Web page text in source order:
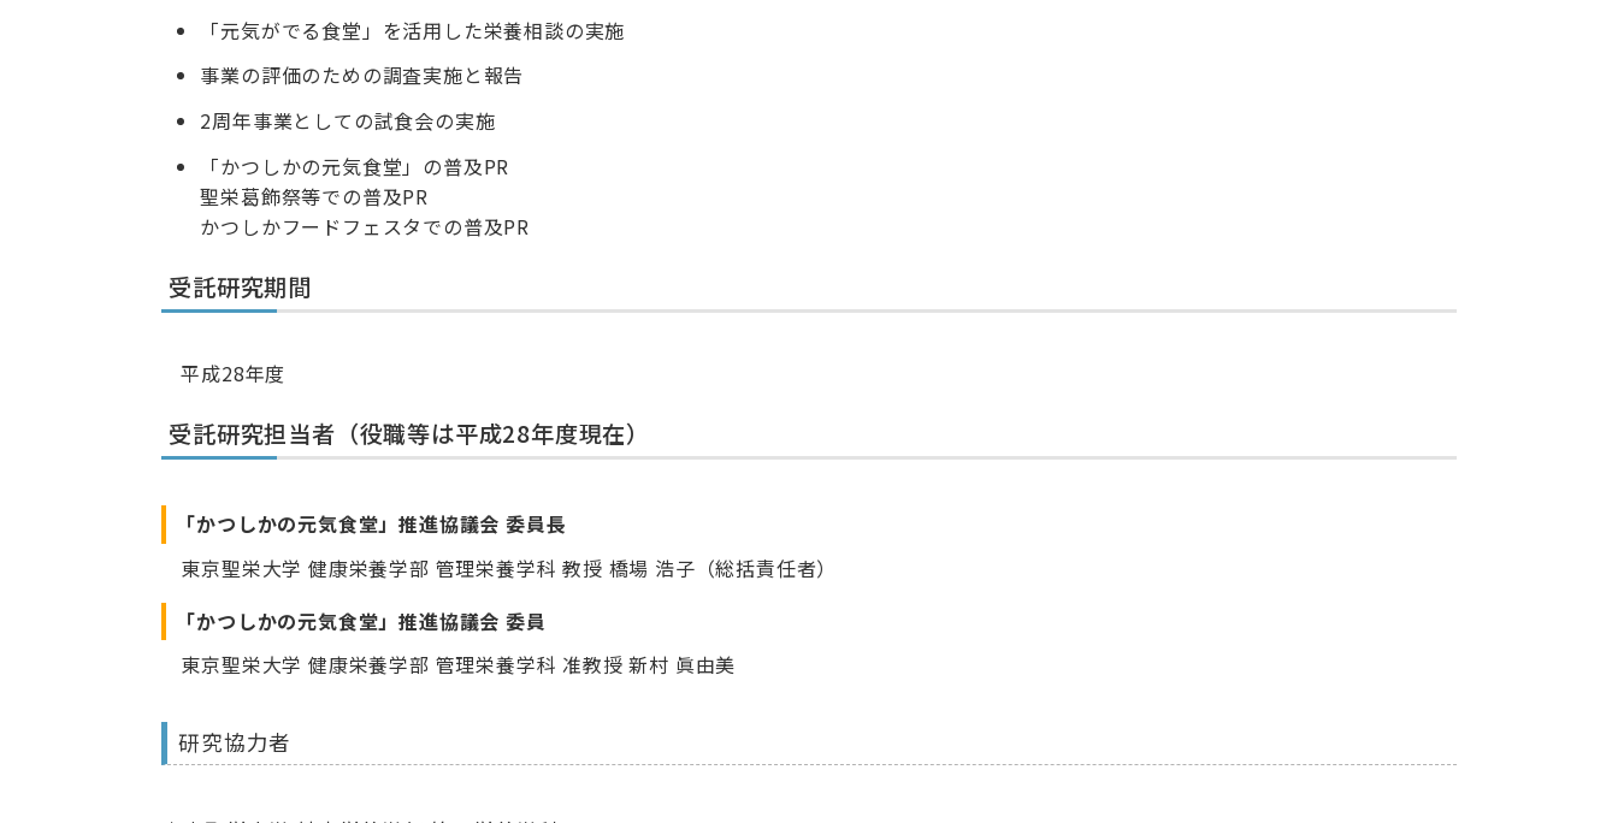
「元気がでる食堂」を活用した栄養相談の実施
事業の評価のための調査実施と報告
2周年事業としての試食会の実施
「かつしかの元気食堂」の普及PR
聖栄葛飾祭等での普及PR
かつしかフードフェスタでの普及PR
受託研究期間
平成28年度
受託研究担当者（役職等は平成28年度現在）
「かつしかの元気食堂」推進協議会 委員長
東京聖栄大学 健康栄養学部 管理栄養学科 教授 橋場 浩子（総括責任者）
「かつしかの元気食堂」推進協議会 委員
東京聖栄大学 健康栄養学部 管理栄養学科 准教授 新村 眞由美
研究協力者